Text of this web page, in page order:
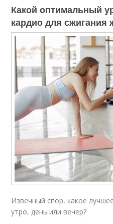
Какой оптимальный
кардио для сжигания
Извечный спор, какое
утро, день или вечер?